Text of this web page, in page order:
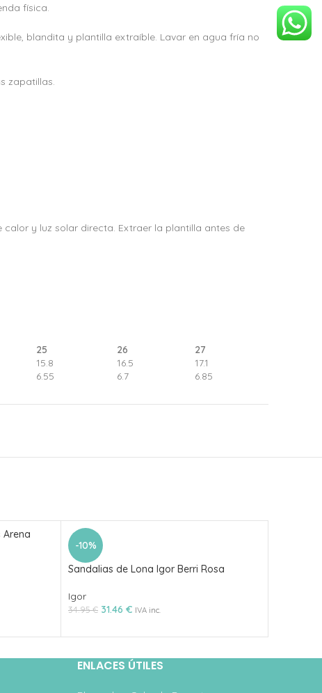
física.
blandita y plantilla extraíble. Lavar en agua fría no
zapatillas.
y luz solar directa. Extraer la plantilla antes de
25
15.8
6.55
26
16.5
6.7
27
17.1
6.85
Arena
-10%
Sandalias de Lona Igor Berri Rosa
Igor
34.95€ 31.46 € IVA inc.
ENLACES ÚTILES